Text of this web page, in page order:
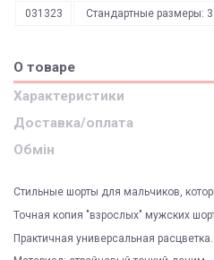
031323 Стандартные размеры:
О товаре
Характеристики
Доставка/оплата
Обмін
Стильные шорты для мальчиков,
Точная копия "взрослых" мужских
Практичная универсальная расцветка.